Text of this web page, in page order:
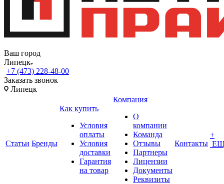
Ваш город
Липецк
+7 (473) 228-48-00
Заказать звонок
Липецк
Статьи Бренды
Как купить
Условия
оплаты
Условия
доставки
Гарантия
на товар
Компания
О
компании
Команда
Отзывы
Партнеры
Лицензии
Документы
Реквизиты
Контакты
+